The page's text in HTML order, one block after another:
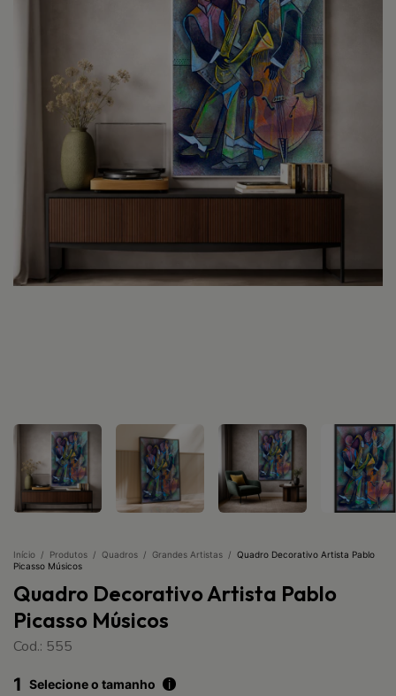
Início / Produtos / Quadros / Grandes Artistas / Quadro Decorativo Artista Pablo
Picasso Músicos
Quadro Decorativo Artista Pablo
Picasso Músicos
Cod.: 555
1 Selecione o tamanho i